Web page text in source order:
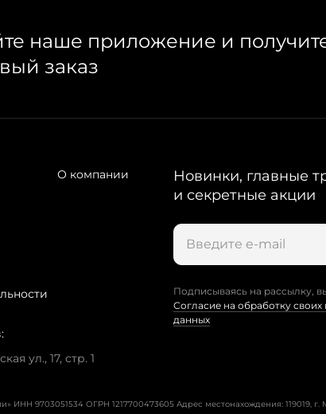
наше приложение и
заказ
О компании
ул., 17, стр. 1
Новинки, главные
и секретные акции
Подписываясь на рассылку,
Согласие на обработку
данных
ИНН 9703051534 ОГРН 1217700473605 Адрес местонахождения: 119019,